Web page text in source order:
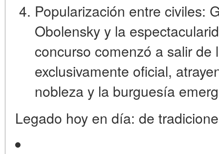
Popularización entre civiles:
Obolensky y la
concurso comenzó a salir
exclusivamente oficial,
nobleza y la burguesía
Legado hoy en día: de